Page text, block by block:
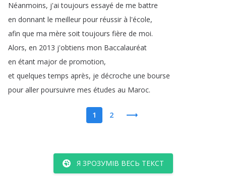
Néanmoins, j'ai toujours essayé de me battre
en donnant le meilleur pour réussir à l'école,
afin que ma mère soit toujours fière de moi.
Alors, en 2013 j'obtiens mon Baccalauréat
en étant major de promotion,
et quelques temps après, je décroche une bourse
pour aller poursuivre mes études au Maroc.
1 2
Я ЗРОЗУМІВ ВЕСЬ ТЕКСТ